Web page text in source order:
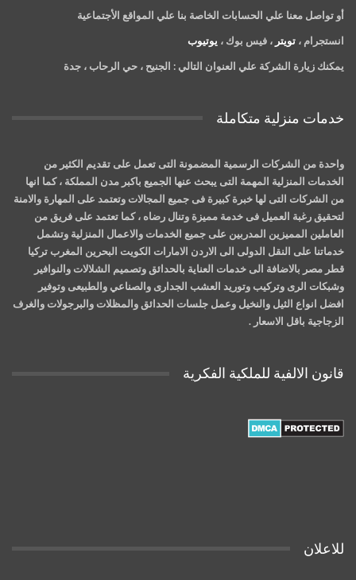
أو تواصل معنا علي الحسابات الخاصة بنا علي المواقع الأجتماعية
انستجرام ، تويتر ، فيس بوك ، يوتيوب
يمكنك زيارة الشركة علي العنوان التالي : الجنيح ، حي الرحاب ، جدة
خدمات منزلية متكاملة
واحدة من الشركات الرسمية المضمونة التى تعمل على تقديم الكثير من
الخدمات المنزلية المهمة التى يبحث عنها الجميع باكبر مدن المملكة ، كما انها
من الشركات التى لها خبرة كبيرة فى جميع المجالات وتعتمد على المهارة والامنة
لتحقيق رغبة العميل فى خدمة مميزة وتنال رضاه ، كما تعتمد على فريق من
العاملين المميزين المدربين على جميع الخدمات والاعمال المنزلية وتشمل
خدماتنا على النقل الدولى الى الاردن الامارات الكويت البحرين المغرب تركيا
قطر مصر بالاضافة الى خدمات العناية بالحدائق وتصميم الشلالات والنوافير
وشبكات الرى وتركيب وتوريد العشب الجدارى والصناعي والطبيعى وتوفير
افضل انواع الثيل والنخيل وعمل جلسات الحدائق والمظلات والبرجولات والغرف
الزجاجية باقل الاسعار .
قانون الالفية للملكية الفكرية
للاعلان